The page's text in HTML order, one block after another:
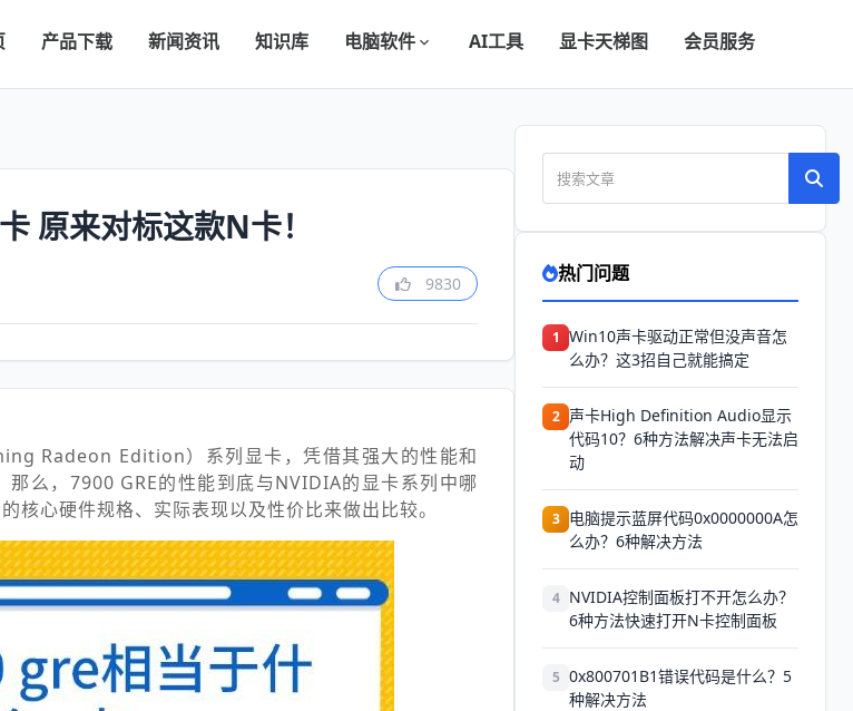
产品下载 新闻资讯 知识库 电脑软件 AI工具 显卡天梯图 会员服务
原来对标这款N卡！
9830
Radeon Edition）系列显卡，凭借其强大的性能和
么，7900 GRE的性能到底与NVIDIA的显卡系列中哪
核心硬件规格、实际表现以及性价比来做出比较。
热门问题
1 Win10声卡驱动正常但没声音怎
么办？这3招自己就能搞定
2 声卡High Definition Audio显示
代码10？6种方法解决声卡无法启
动
3 电脑提示蓝屏代码0x0000000A怎
么办？6种解决方法
4 NVIDIA控制面板打不开怎么办？
6种方法快速打开N卡控制面板
5 0x800701B1错误代码是什么？5
种解决方法